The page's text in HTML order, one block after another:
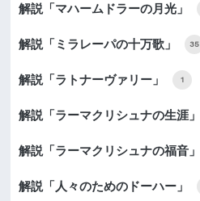
解説「マハームドラーの月光」
解説「ミラレーパの十万歌」 35
解説「ラトナーヴァリー」 1
解説「ラーマクリシュナの生涯」
解説「ラーマクリシュナの福音」
解説「人々のためのドーハー」